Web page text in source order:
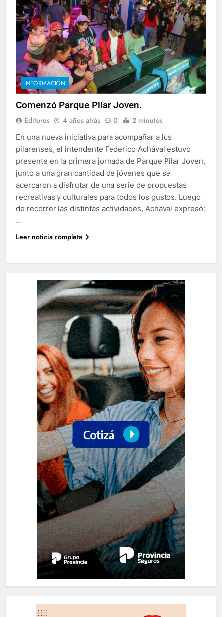
INFORMACIÓN
Comenzó Parque Pilar Joven.
Editores 4 años atrás 0 2 minutos
En una nueva iniciativa para acompañar a los
pilarenses, el intendente Federico Achával estuvo
presente en la primera jornada de Parque Pilar Joven,
junto a una gran cantidad de jóvenes que se
acercaron a disfrutar de una serie de propuestas
recreativas y culturales para todos los gustos. Luego
de recorrer las distintas actividades, Achával expresó:
…
Leer noticia completa